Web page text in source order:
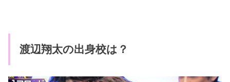
渡辺翔太の出身校は？